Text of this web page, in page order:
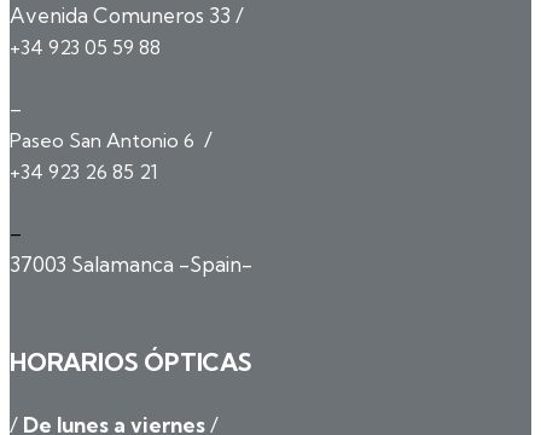
Avenida Comuneros 33 /
+34 923 05 59 88
–
Paseo San Antonio 6 /
+34 923 26 85 21
–
37003 Salamanca -Spain-
HORARIOS ÓPTICAS
/ De lunes a viernes/